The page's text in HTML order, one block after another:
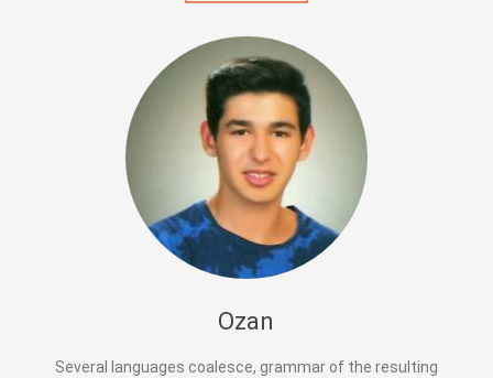
Ozan
Several languages coalesce, grammar of the resulting